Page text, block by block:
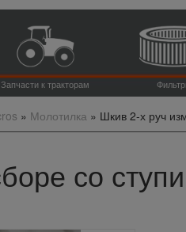
Запчасти к тракторам
» Молотилка» Шкив 2-х руч
со